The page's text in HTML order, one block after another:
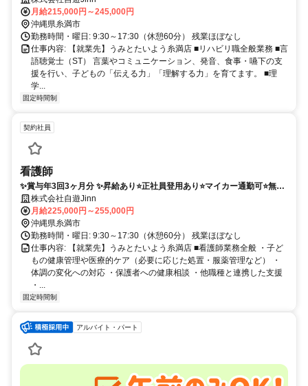
月給215,000円～245,000円
沖縄県糸満市
勤務時間・曜日: 9:30～17:30（休憩60分） 残業ほぼなし
仕事内容: 【就業先】うみとたいよう糸満店 ■リハビリ職全般業務 ■言
語聴覚士（ST） 言葉やコミュニケーション、発音、食事・嚥下の支
援を行い、子どもの「伝える力」「理解する力」を育てます。 ■理
学...
固定時間制
契約社員
看護師
✨賞与年3回3ヶ月分 ✨昇給あり⭐️正社員登用あり⭐️マイカー通勤可⭐️無料
駐車場あり⭐️
株式会社自遊Jinn
月給225,000円～255,000円
沖縄県糸満市
勤務時間・曜日: 9:30～17:30（休憩60分） 残業ほぼなし
仕事内容: 【就業先】うみとたいよう糸満店 ■看護師業務全般 ・子ど
もの健康管理や医療的ケア（必要に応じた処置・服薬管理など） ・
体調の変化への対応 ・保護者への健康相談 ・他職種と連携した支援
・...
固定時間制
アルバイト・パート